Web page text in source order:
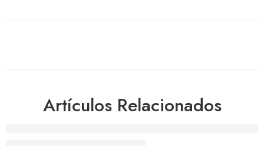
Artículos Relacionados